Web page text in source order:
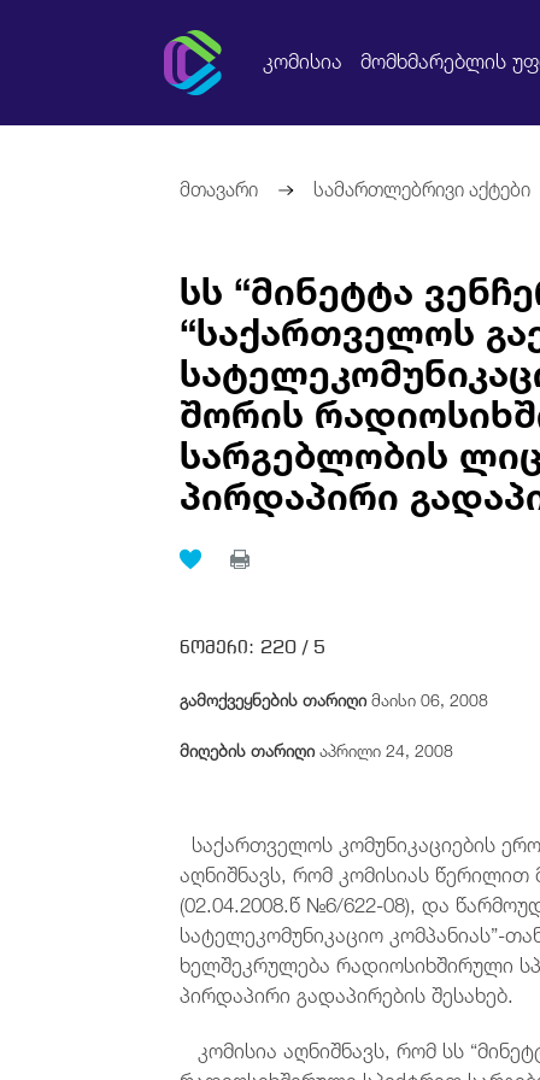
კომისია მომხმარებლის
მთავარი სამართლებრივი აქტები
სს “მინეტტა
“საქართველოს
შორის
სარგებლობის
პირდაპირი
ნომერი: 220 / 5
გამოქვეყნების თარიღიმაისი 06, 2008
მიღების თარიღიაპრილი 24, 2008
საქართველოს კომუნიკაციების
აღნიშნავს, რომ კომისიას წერილით
(02.04.2008.წ №6/622-08), და
სატელეკომუნიკაციო კომპანიას”-
ხელშეკრულება რადიოსიხშირული
პირდაპირი გადაპირების შესახებ.
კომისია აღნიშნავს, რომ სს